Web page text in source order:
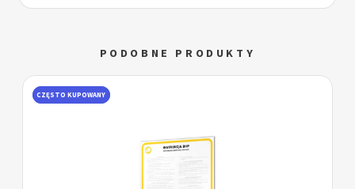
PODOBNE PRODUKTY
POPULARNY DOBRE OPINIE